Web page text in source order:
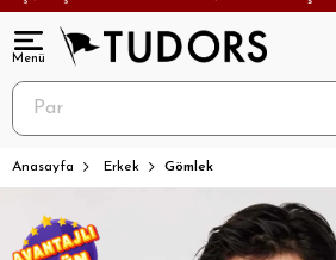
Anasayfa Erkek Gömlek